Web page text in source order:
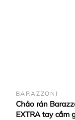
BARAZZONI
Chảo rán
EXTRA tay cầm